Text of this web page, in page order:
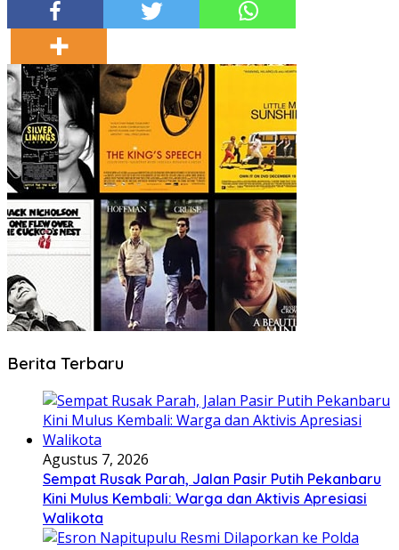
Berita Terbaru
Agustus 7, 2026
Sempat Rusak Parah, Jalan Pasir Putih Pekanbaru
Kini Mulus Kembali: Warga dan Aktivis Apresiasi
Walikota